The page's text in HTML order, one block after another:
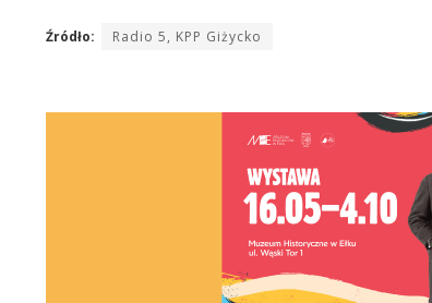
Źródło: Radio 5, KPP Giżycko